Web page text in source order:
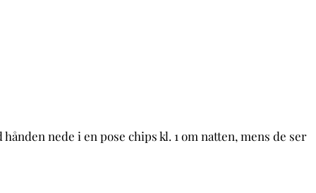
nede i en pose chips kl. 1 om natten, mens de ser